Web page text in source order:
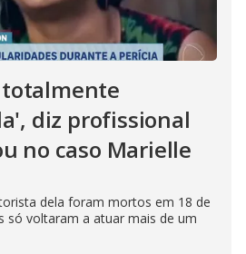
diz profissional
no caso Marielle
dela foram mortos em 18 de
só voltaram a atuar mais de um